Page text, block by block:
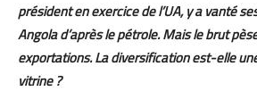
président en exercice de l’UA, y a vanté
Angola d’après le pétrole. Mais le brut
exportations. La diversification est-elle
vitrine ?